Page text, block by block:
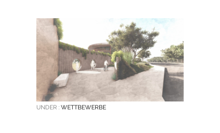
UNDER : WETTBEWERBE